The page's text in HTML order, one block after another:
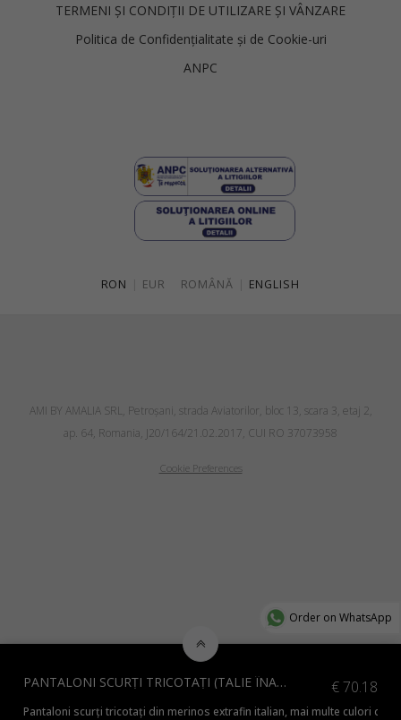
PANTALONI SCURȚI TRICOTAȚI (TALIE ÎNALTĂ), NEGRI €70.18
Pantaloni scurți tricotați din merinos extrafin italian, mai multe culori
TERMENI ȘI CONDIȚII DE UTILIZARE ȘI VÂNZARE
Politica de Confidențialitate și de Cookie-uri
ANPC
RON EUR ROMÂNĂ ENGLISH
AMI BY AMALIA SRL, Petroşani, strada Aviatorilor, bloc 13, scara 3, etaj 2,
ap. 64, Romania, J20/164/21.02.2017, CUI RO 37073958
Cookie Preferences
Order on WhatsApp